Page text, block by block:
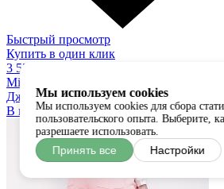
Быстрый просмотр
Купить в один клик
3 550 руб
Miss Bon Bon
Джинсы
В наличии:42 44 46 48 50 52
Мы используем cookies
Мы используем cookies для сбора
пользовательского опыта. Выберите,
разрешаете использовать.
Принять все Настройки